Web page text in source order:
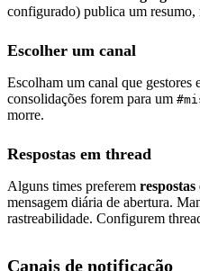
configurado) publica um resumo,
Escolher um canal
Escolham um canal que gestores
consolidações forem para um
morre.
Respostas em thread
Alguns times preferem
mensagem diária de abertura.
rastreabilidade. Configurem
Canais de notificação